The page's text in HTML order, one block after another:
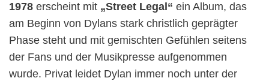
1978 erscheint mit „Street Legal“ ein Album, das
am Beginn von Dylans stark christlich geprägter
Phase steht und mit gemischten Gefühlen seitens
der Fans und der Musikpresse aufgenommen
wurde. Privat leidet Dylan immer noch unter der